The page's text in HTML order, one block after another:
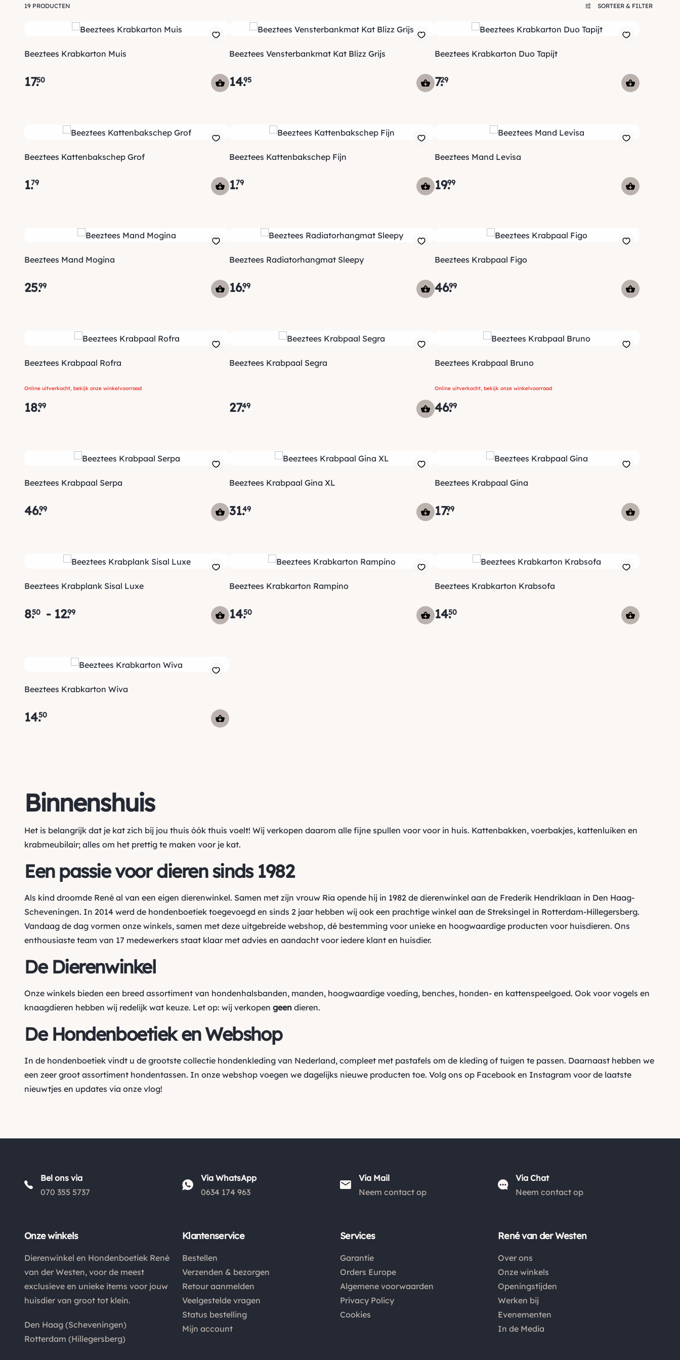
19 PRODUCTEN SORTEER & FILTER
Beeztees Krabkarton Muis
17.50
Beeztees Vensterbankmat Kat Blizz Grijs
14.
95
Beeztees Krabkarton Duo Tapijt
7.29
Beeztees Kattenbakschep Grof
1.79
Beeztees Kattenbakschep Fijn
1.
79
Beeztees Mand Levisa
19.99
Beeztees Mand Mogina
25.99
Beeztees Radiatorhangmat Sleepy
16.99
Beeztees Krabpaal Figo
46.99
Beeztees Krabpaal Rofra
Online uitverkocht, bekijk onze winkelvoorraad
18.99
Beeztees Krabpaal Segra
27.49
Beeztees Krabpaal Bruno
Online uitverkocht, bekijk onze winkelvoorraad
46.99
Beeztees Krabpaal Serpa
46.99
Beeztees Krabpaal Gina XL
31.
49
Beeztees Krabpaal Gina
17.99
Beeztees Krabplank Sisal Luxe
8.50 - 12.99
Beeztees Krabkarton Rampino
14.
50
Beeztees Krabkarton Krabsofa
14.50
Beeztees Krabkarton Wiva
14.50
Binnenshuis
Het is belangrijk dat je kat zich bij jou thuis óók thuis voelt! Wij verkopen daarom alle fijne spullen voor voor in huis. Kattenbakken, voerbakjes, kattenluiken en
krabmeubilair; alles om het prettig te maken voor je kat.
Een passie voor dieren sinds 1982
Als kind droomde René al van een eigen dierenwinkel. Samen met zijn vrouw Ria opende hij in 1982 de dierenwinkel aan de Frederik Hendriklaan in Den Haag-
Scheveningen. In 2014 werd de hondenboetiek toegevoegd en sinds 2 jaar hebben wij ook een prachtige winkel aan de Streksingel in Rotterdam-Hillegersberg.
Vandaag de dag vormen onze winkels, samen met deze uitgebreide webshop, dé bestemming voor unieke en hoogwaardige producten voor huisdieren. Ons
enthousiaste team van 17 medewerkers staat klaar met advies en aandacht voor iedere klant en huisdier.
De Dierenwinkel
Onze winkels bieden een breed assortiment van hondenhalsbanden, manden, hoogwaardige voeding, benches, honden- en kattenspeelgoed. Ook voor vogels en
knaagdieren hebben wij redelijk wat keuze. Let op: wij verkopen geen dieren.
De Hondenboetiek en Webshop
In de hondenboetiek vindt u de grootste collectie hondenkleding van Nederland, compleet met pastafels om de kleding of tuigen te passen. Daarnaast hebben we
een zeer groot assortiment hondentassen. In onze webshop voegen we dagelijks nieuwe producten toe. Volg ons op Facebook en Instagram voor de laatste
nieuwtjes en updates via onze vlog!
Bel ons via
070 355 5737
Via WhatsApp
0634 174 963
Via Mail
Neem contact op
Via Chat
Neem contact op
Onze winkels
Dierenwinkel en Hondenboetiek René
van der Westen, voor de meest
exclusieve en unieke items voor jouw
huisdier van groot tot klein.
Den Haag (Scheveningen)
Rotterdam (Hillegersberg)
Klantenservice
Bestellen
Verzenden & bezorgen
Retour aanmelden
Veelgestelde vragen
Status bestelling
Mijn account
Services
Garantie
Orders Europe
Algemene voorwaarden
Privacy Policy
Cookies
René van der Westen
Over ons
Onze winkels
Openingstijden
Werken bij
Evenementen
In de Media